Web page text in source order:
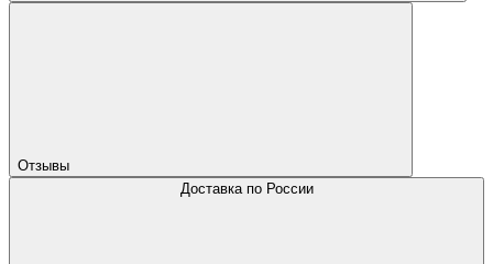
Отзывы
Доставка по России